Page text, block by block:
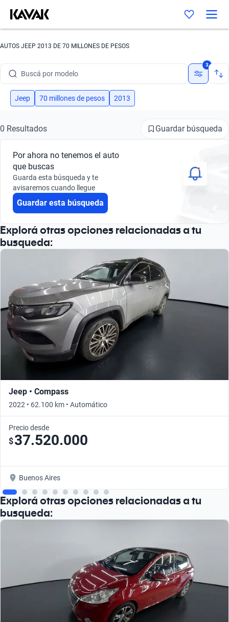
AUTOS JEEP 2013 DE 70 MILLONES DE PESOS
Buscá por modelo
Buscá por versión
Buscá por marca
Buscá por modelo
Buscá por versión
3
Jeep 70 millones de pesos 2013
0 Resultados Guardar búsqueda
Por ahora no tenemos el auto
que buscas
Guarda esta búsqueda y te
avisaremos cuando llegue
Guardar esta búsqueda
Explorá otras opciones relacionadas a tu
busqueda:
Jeep • Compass
2022 • 62.100 km • Automático
Precio desde
$37.520.000
Buenos Aires
Explorá otras opciones relacionadas a tu
busqueda: